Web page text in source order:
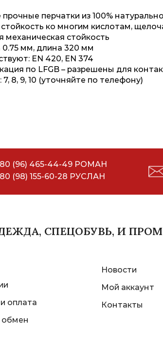
прочные перчатки из 100%
стойкость ко многим кислотам,
механическая стойкость
0.75 мм, длина 320 мм
EN 420, EN 374
по LFGB – разрешены для
7, 8, 9, 10 (уточняйте по телефону)
(96) 465-44-49 РОМАН
(98) 155-60-28 РУСЛАН
СПЕЦОБУВЬ, И
оплата
обмен
Новости
Мой аккаунт
Контакты